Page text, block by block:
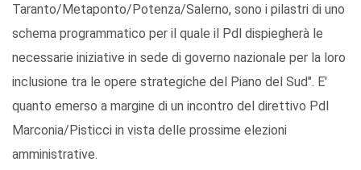
Taranto/Metaponto/Potenza/Salerno, sono i pilastri di uno
schema programmatico per il quale il Pdl dispiegherà le
necessarie iniziative in sede di governo nazionale per la loro
inclusione tra le opere strategiche del Piano del Sud". E'
quanto emerso a margine di un incontro del direttivo Pdl
Marconia/Pisticci in vista delle prossime elezioni
amministrative.